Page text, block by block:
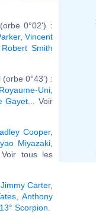
0°02') :
, Vincent
Robert Smith
0°43') :
Uni
Gayet ... Voir
Cooper,
Miyazaki
tous les
Jimmy Carter,
Anthony
Scorpion